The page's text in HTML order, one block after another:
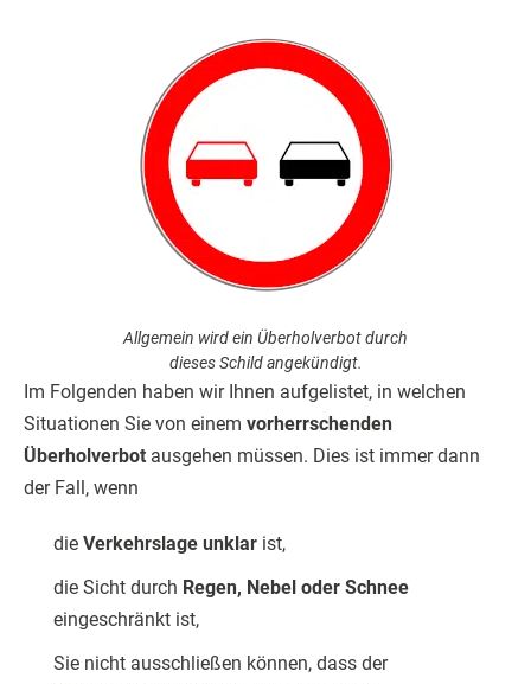
Allgemein wird ein Überholverbot durch
dieses Schild angekündigt.
Im Folgenden haben wir Ihnen aufgelistet, in welchen
Situationen Sie von einem vorherrschenden
Überholverbot ausgehen müssen. Dies ist immer dann
der Fall, wenn
die Verkehrslage unklar ist,
die Sicht durch Regen, Nebel oder Schnee
eingeschränkt ist,
Sie nicht ausschließen können, dass der